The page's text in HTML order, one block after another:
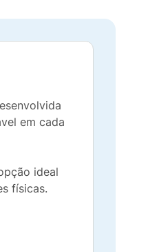
em cada
ideal
físicas.